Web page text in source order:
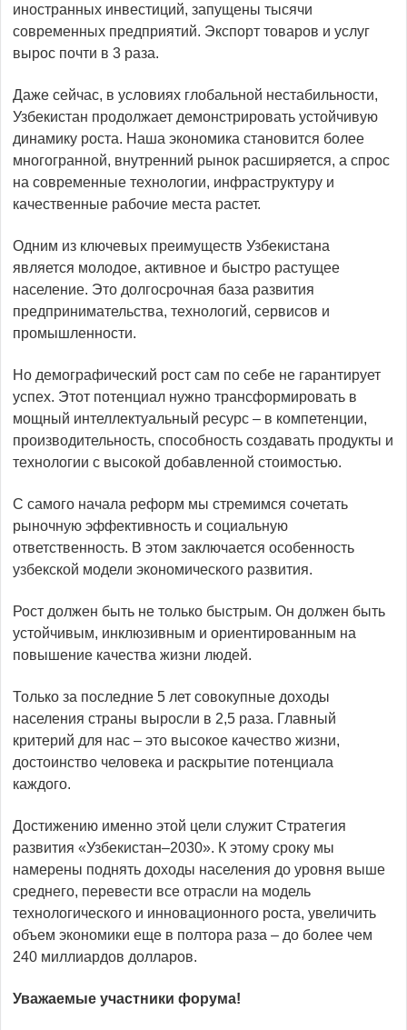
иностранных инвестиций, запущены тысячи
современных предприятий. Экспорт товаров и услуг
вырос почти в 3 раза.
Даже сейчас, в условиях глобальной нестабильности,
Узбекистан продолжает демонстрировать устойчивую
динамику роста. Наша экономика становится более
многогранной, внутренний рынок расширяется, а спрос
на современные технологии, инфраструктуру и
качественные рабочие места растет.
Одним из ключевых преимуществ Узбекистана
является молодое, активное и быстро растущее
население. Это долгосрочная база развития
предпринимательства, технологий, сервисов и
промышленности.
Но демографический рост сам по себе не гарантирует
успех. Этот потенциал нужно трансформировать в
мощный интеллектуальный ресурс – в компетенции,
производительность, способность создавать продукты и
технологии с высокой добавленной стоимостью.
С самого начала реформ мы стремимся сочетать
рыночную эффективность и социальную
ответственность. В этом заключается особенность
узбекской модели экономического развития.
Рост должен быть не только быстрым. Он должен быть
устойчивым, инклюзивным и ориентированным на
повышение качества жизни людей.
Только за последние 5 лет совокупные доходы
населения страны выросли в 2,5 раза. Главный
критерий для нас – это высокое качество жизни,
достоинство человека и раскрытие потенциала
каждого.
Достижению именно этой цели служит Стратегия
развития «Узбекистан–2030». К этому сроку мы
намерены поднять доходы населения до уровня выше
среднего, перевести все отрасли на модель
технологического и инновационного роста, увеличить
объем экономики еще в полтора раза – до более чем
240 миллиардов долларов.
Уважаемые участники форума!